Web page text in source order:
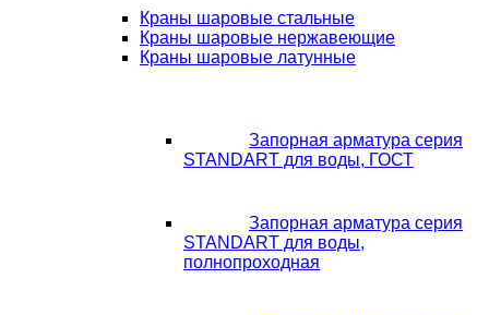
Краны шаровые стальные
Краны шаровые нержавеющие
Краны шаровые латунные
Запорная арматура серия
STANDART для воды, ГОСТ
Запорная арматура серия
STANDART для воды,
полнопроходная